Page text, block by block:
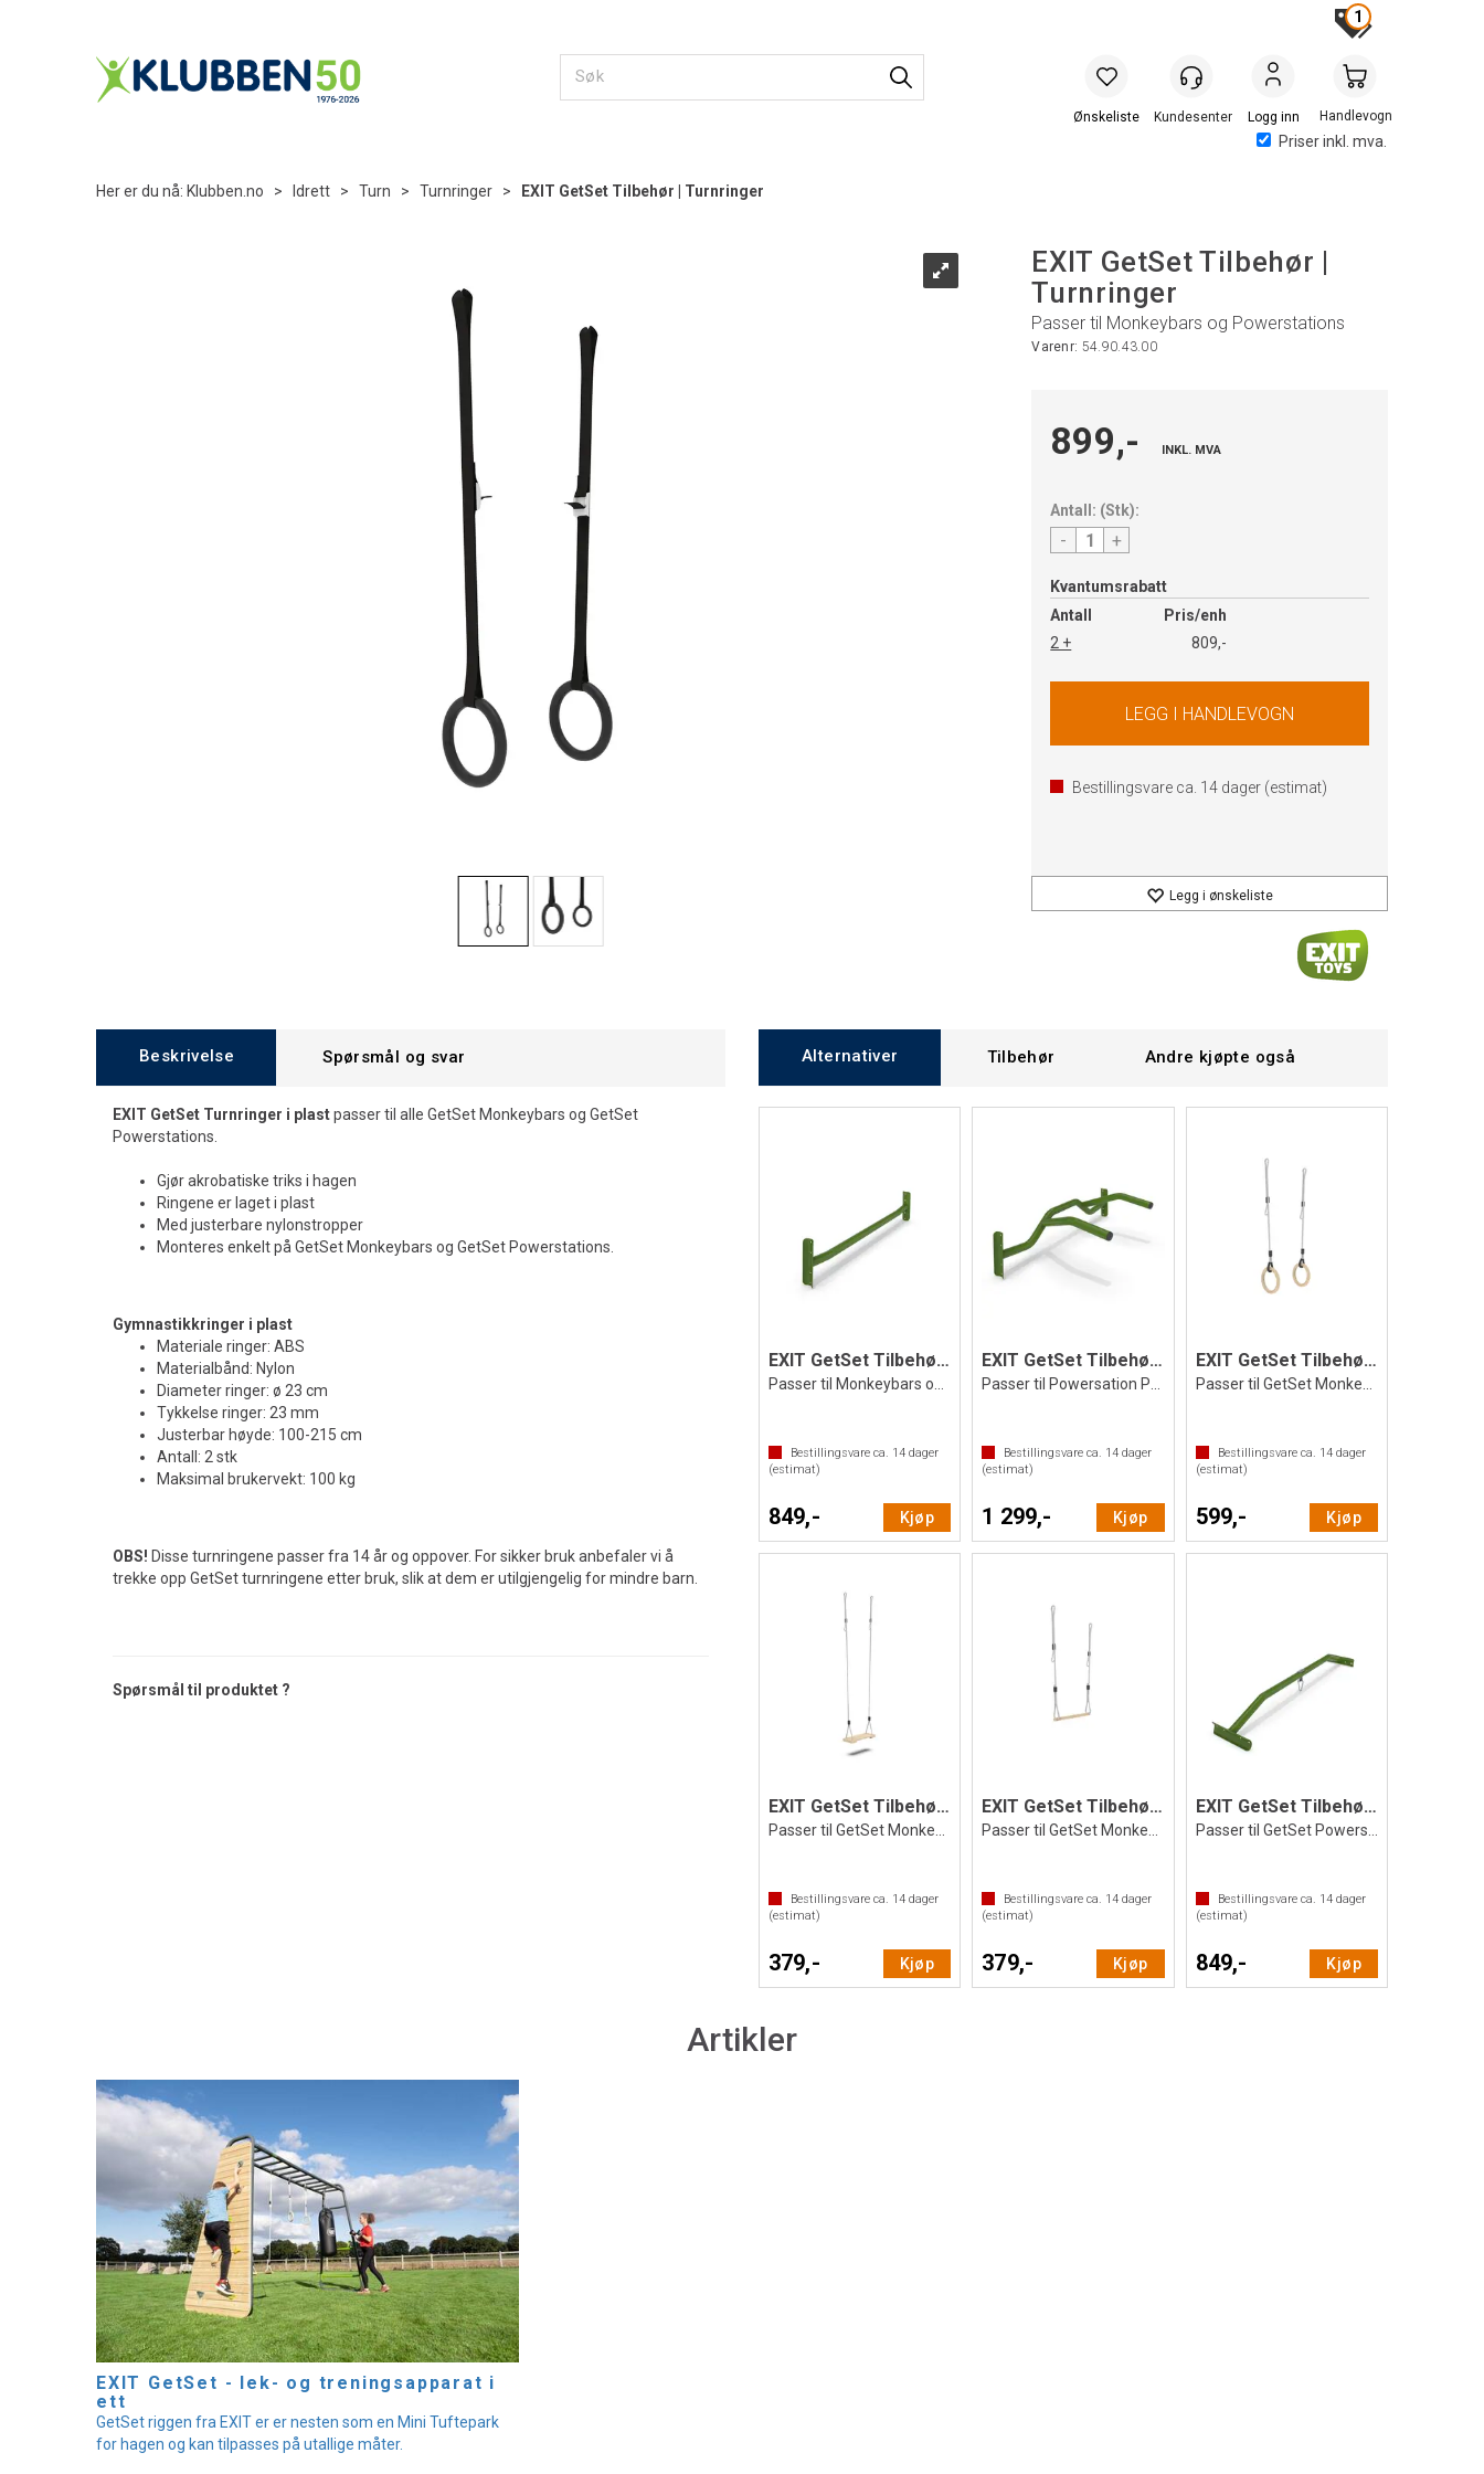
Priser inkl. mva.
Logg inn Handlevogn
1
Her er du nå: Klubben.no > Idrett > Turn > Turnringer > EXIT GetSet Tilbehør | Turnringer
EXIT GetSet Tilbehør |
Turnringer
Passer til Monkeybars og Powerstations
Varenr: 54.90.43.00
899,- INKL. MVA
Antall: (Stk):
- +
Kvantumsrabatt
Antall
Pris/enh
2 +
809,-
Bestillingsvare ca. 14 dager (estimat)
Legg i ønskeliste
Beskrivelse Spørsmål og svar
EXIT GetSet Turnringer i plastpasser til alle GetSet Monkeybars og GetSet
Powerstations.
Gjør akrobatiske triks i hagen
Ringene er laget i plast
Med justerbare nylonstropper
Monteres enkelt på GetSet Monkeybars og GetSet Powerstations.
Gymnastikkringer i plast
Materiale ringer: ABS
Materialbånd: Nylon
Diameter ringer: ø 23 cm
Tykkelse ringer: 23 mm
Justerbar høyde: 100-215 cm
Antall: 2 stk
Maksimal brukervekt: 100 kg
OBS! Disse turnringene passer fra 14 år og oppover. For sikker bruk anbefaler vi å
trekke opp GetSet turnringene etter bruk, slik at dem er utilgjengelig for mindre barn.
Spørsmål til produktet ?
Alternativer Tilbehør Andre kjøpte også
EXIT GetSet Tilbehør | Push Up bar
Bestillingsvare ca. 14 dager
(estimat)
849,- Kjøp
EXIT GetSet Tilbehør | Dip Station PS600
Bestillingsvare ca. 14 dager
(estimat)
1 299,- Kjøp
EXIT GetSet Tilbehør | Turnringer i tre
Bestillingsvare ca. 14dager
(estimat)
599,- Kjøp
EXIT GetSet Tilbehør | Huske
Bestillingsvare ca. 14 dager
(estimat)
379,- Kjøp
EXIT GetSet Tilbehør | Trapes
Bestillingsvare ca. 14 dager
(estimat)
379,- Kjøp
EXIT GetSet Tilbehør | Pull Up bar
Bestillingsvare ca. 14dager
(estimat)
849,- Kjøp
Artikler
EXIT GetSet - lek- og treningsapparat i
ett
GetSet riggen fra EXIT er er nesten som en Mini Tuftepark
for hagen og kan tilpasses på utallige måter.